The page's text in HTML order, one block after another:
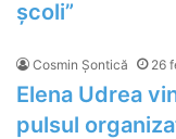
școli”
Cosmin Șontică 26
Elena Udrea
pulsul